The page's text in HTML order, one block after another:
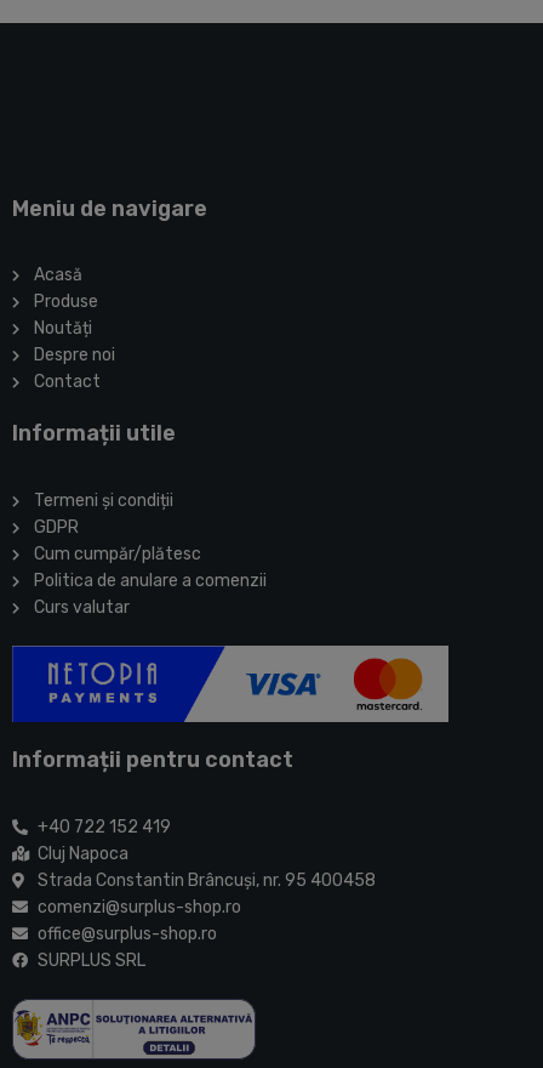
Meniu de navigare
Acasă
Produse
Noutăți
Despre noi
Contact
Informații utile
Termeni și condiții
GDPR
Cum cumpăr/plătesc
Politica de anulare a comenzii
Curs valutar
Informații pentru contact
+40 722 152 419
Cluj Napoca
Strada Constantin Brâncuşi, nr. 95 400458
comenzi@surplus-shop.ro
office@surplus-shop.ro
SURPLUS SRL